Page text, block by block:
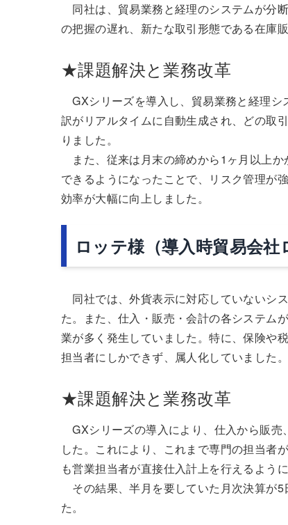
同社は、貿易業務と経理のシステムが分
の把握の遅れ、新たな取引形態である在庫
★課題解決と業務改革
GXシリーズを導入し、貿易業務と経理シ
訳がリアルタイムに自動生成され、どの取
りました。
また、従来は月末の締めから1ヶ月以上
できるようになったことで、リスク管理が
効率が大幅に向上しました。
ロッテ様（導入時貿易会
同社では、外貨表示に対応していないシ
た。また、仕入・販売・会計の各システム
業が多く発生していました。特に、保険や
担当者にしかできず、属人化していました。
★課題解決と業務改革
GXシリーズの導入により、仕入から販売
した。これにより、これまで専門の担当者
も営業担当者が直接仕入計上を行えるように
その結果、半月を要していた月次決算が
た。